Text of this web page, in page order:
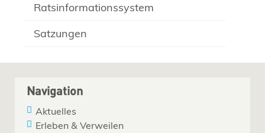
Ratsinformationssystem
Satzungen
Navigation
Aktuelles
Erleben & Verweilen